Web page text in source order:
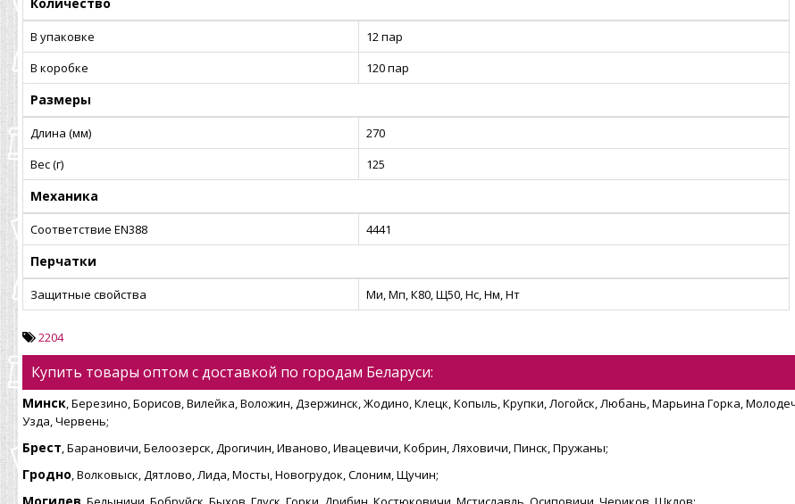
В упаковке
12 пар
В коробке
120 пар
Размеры
Длина (мм)
270
Вес (г)
125
Механика
Соответствие EN388 4441
Перчатки
Защитные свойства Ми, Мп, К80, Щ50, Нс, Нм, Нт
2204
Купить товары оптом с доставкой по городам Беларуси:
Минск, Березино, Борисов, Вилейка, Воложин, Дзержинск, Жодино, Клецк, Копыль, Крупки, Логойск, Любань, Марьина Горка,
Узда, Червень;
Брест, Барановичи, Белоозерск, Дрогичин, Иваново, Ивацевичи, Кобрин, Ляховичи, Пинск, Пружаны;
Гродно, Волковыск, Дятлово, Лида, Мосты, Новогрудок, Слоним, Щучин;